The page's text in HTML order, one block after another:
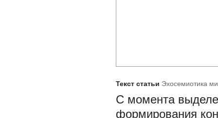
Текст статьи Эхосемиотика
C момента
формирования